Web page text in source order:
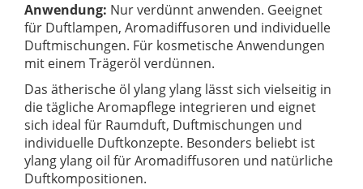
Anwendung: Nur verdünnt anwenden. Geeignet
für Duftlampen, Aromadiffusoren und individuelle
Duftmischungen. Für kosmetische Anwendungen
mit einem Trägeröl verdünnen.
Das ätherische öl ylang ylang lässt sich vielseitig in
die tägliche Aromapflege integrieren und eignet
sich ideal für Raumduft, Duftmischungen und
individuelle Duftkonzepte. Besonders beliebt ist
ylang ylang oil für Aromadiffusoren und natürliche
Duftkompositionen.